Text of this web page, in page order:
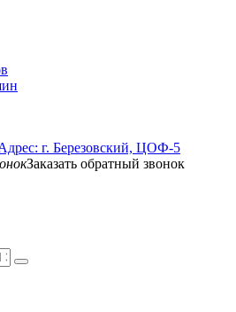
г. Березовский, ЦОФ-5
Заказать обратный звонок